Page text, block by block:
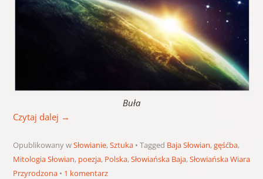
Buła
Czytaj dalej →
Opublikowany wSłowianie,Sztuka Tagged Baja Słowian,gęśćba,
Mitologia Słowian, poezja, Polska,Słowiańska Baja,Słowiańska Wiara
Przyrodzona
1 komentarz